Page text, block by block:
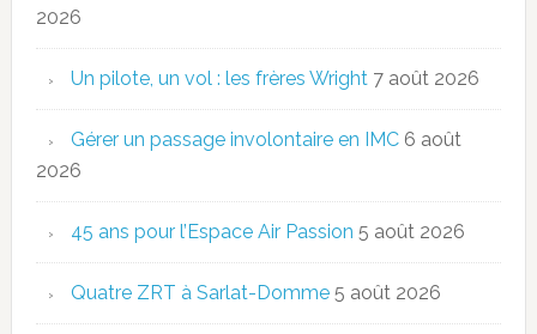
2026
Un pilote, un vol : les frères Wright 7 août 2026
Gérer un passage involontaire en IMC 6 août
2026
45 ans pour l’Espace Air Passion 5 août 2026
Quatre ZRT à Sarlat-Domme 5 août 2026